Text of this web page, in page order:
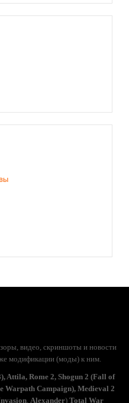
видео, скриншоты и новости
модификации (моды) к ним.
Attila, Rome 2, Shogun 2 (Fall of
Warpath Campaign), Medieval 2
, Alexander)Total War